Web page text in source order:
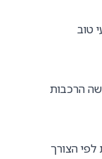
טוב
הרכבות
הצורך